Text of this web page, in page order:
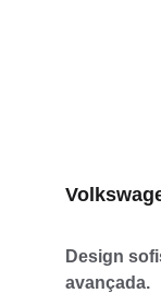
Design
avançada.